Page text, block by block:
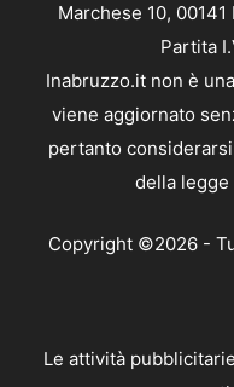
Marchese 10,
Partita
Inabruzzo.it non è
viene aggiornato
pertanto
della legge
Copyright ©2026 -
Le attività